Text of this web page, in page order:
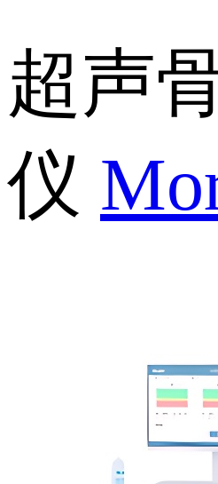
超声
仪